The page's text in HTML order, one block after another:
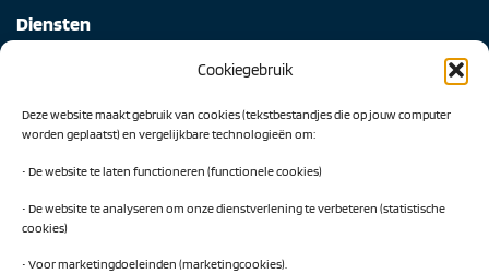
Cookiegebruik
Deze website maakt gebruik van cookies (tekstbestandjes die op jouw computer
worden geplaatst) en vergelijkbare technologieën om:
• De website te laten functioneren (functionele cookies)
• De website te analyseren om onze dienstverlening te verbeteren (statistische
cookies)
• Voor marketingdoeleinden (marketingcookies).
Diensten
AI Readiness Scan
Traineeship SN Data & AI
Projecten